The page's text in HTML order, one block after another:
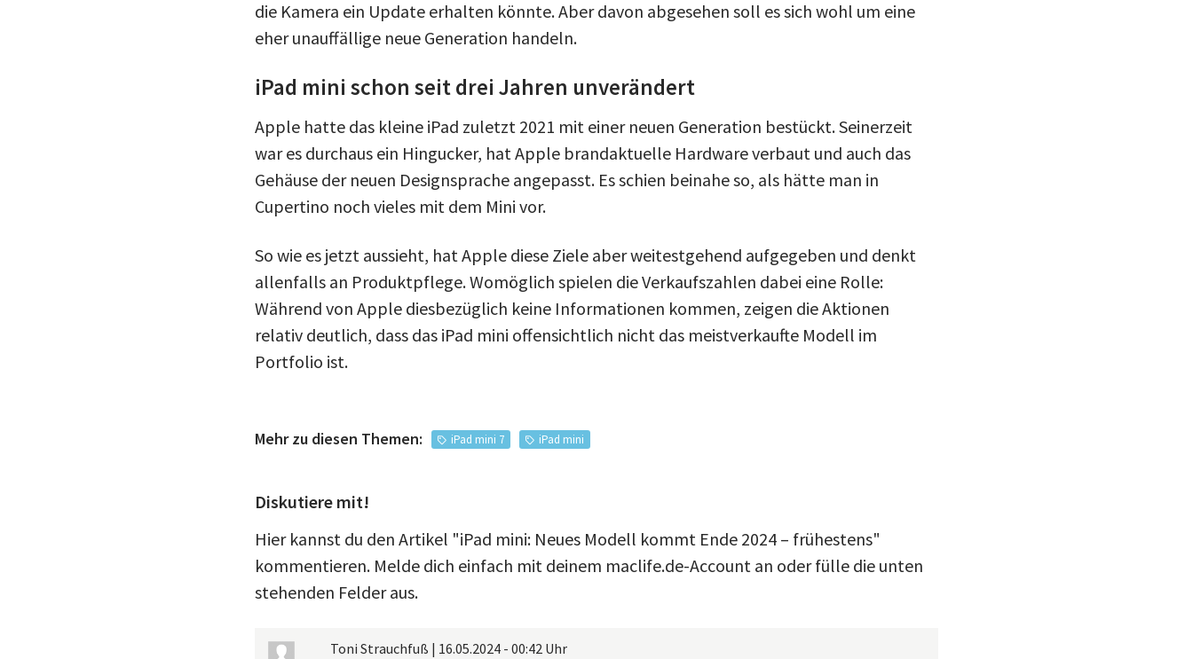
die Kamera ein Update erhalten könnte. Aber davon abgesehen soll es sich wohl um eine
eher unauffällige neue Generation handeln.
iPad mini schon seit drei Jahren unverändert
Apple hatte das kleine iPad zuletzt 2021 mit einer neuen Generation bestückt. Seinerzeit
war es durchaus ein Hingucker, hat Apple brandaktuelle Hardware verbaut und auch das
Gehäuse der neuen Designsprache angepasst. Es schien beinahe so, als hätte man in
Cupertino noch vieles mit dem Mini vor.
So wie es jetzt aussieht, hat Apple diese Ziele aber weitestgehend aufgegeben und denkt
allenfalls an Produktpflege. Womöglich spielen die Verkaufszahlen dabei eine Rolle:
Während von Apple diesbezüglich keine Informationen kommen, zeigen die Aktionen
relativ deutlich, dass das iPad mini offensichtlich nicht das meistverkaufte Modell im
Portfolio ist.
Mehr zu diesen Themen: iPad mini 7 iPad mini
Diskutiere mit!
Hier kannst du den Artikel "iPad mini: Neues Modell kommt Ende 2024 – frühestens"
kommentieren. Melde dich einfach mit deinem maclife.de-Account an oder fülle die unten
stehenden Felder aus.
Toni Strauchfuß | 16.05.2024 - 00:42 Uhr